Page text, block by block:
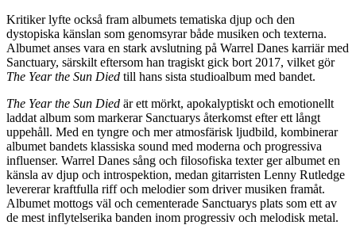
Kritiker lyfte också fram albumets tematiska djup och den
dystopiska känslan som genomsyrar både musiken och texterna.
Albumet anses vara en stark avslutning på Warrel Danes karriär med
Sanctuary, särskilt eftersom han tragiskt gick bort 2017, vilket gör
The Year the Sun Died till hans sista studioalbum med bandet.
The Year the Sun Died är ett mörkt, apokalyptiskt och emotionellt
laddat album som markerar Sanctuarys återkomst efter ett långt
uppehåll. Med en tyngre och mer atmosfärisk ljudbild, kombinerar
albumet bandets klassiska sound med moderna och progressiva
influenser. Warrel Danes sång och filosofiska texter ger albumet en
känsla av djup och introspektion, medan gitarristen Lenny Rutledge
levererar kraftfulla riff och melodier som driver musiken framåt.
Albumet mottogs väl och cementerade Sanctuarys plats som ett av
de mest inflytelserika banden inom progressiv och melodisk metal.